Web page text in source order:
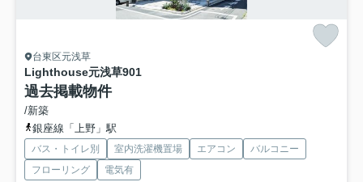
台東区元浅草
Lighthouse元浅草901
過去掲載物件
/新築
銀座線「上野」駅
バス・トイレ別 室内洗濯機置場 エアコン
バルコニー
フローリング
電気有